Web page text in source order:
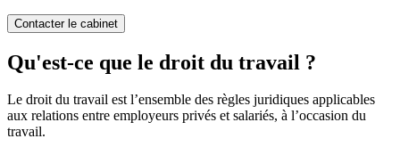
Contacter le cabinet
Qu'est-ce que le droit du travail ?
Le droit du travail est l’ensemble des règles juridiques applicables
aux relations entre employeurs privés et salariés, à l’occasion du
travail.